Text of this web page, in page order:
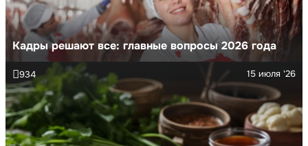
Кадры решают все: главные вопросы 2026 года
15 июля '26
934